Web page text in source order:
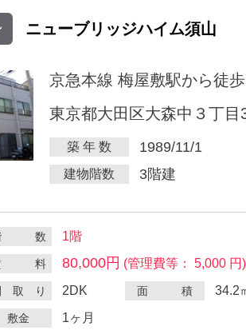
ニューブリッジハイム須山
京急本線 梅屋敷駅から徒
東京都大田区大森中３丁目
築 年 数 1989/11/1
建物階数 3階建
数 1階
料 80,000円 (管理費等： 5,000 円)
取 り 2DK 面 積 34.2
敷金 1ヶ月